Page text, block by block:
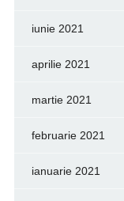
iunie 2021
aprilie 2021
martie 2021
februarie 2021
ianuarie 2021